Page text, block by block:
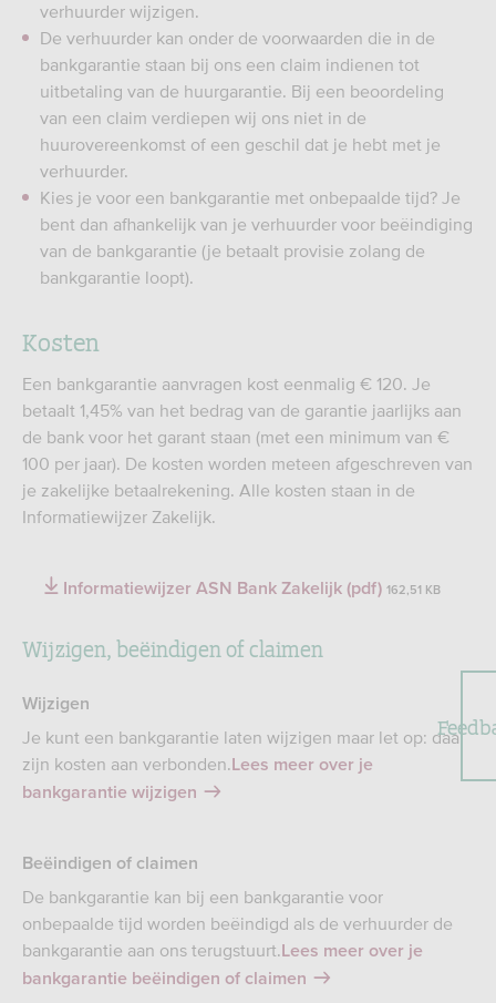
verhuurder wijzigen.
De verhuurder kan onder de voorwaarden die in de
bankgarantie staan bij ons een claim indienen tot
uitbetaling van de huurgarantie. Bij een beoordeling
van een claim verdiepen wij ons niet in de
huurovereenkomst of een geschil dat je hebt met je
verhuurder.
Kies je voor een bankgarantie met onbepaalde tijd? Je
bent dan afhankelijk van je verhuurder voor beëindiging
van de bankgarantie (je betaalt provisie zolang de
bankgarantie loopt).
Kosten
Een bankgarantie aanvragen kost eenmalig € 120. Je
betaalt 1,45% van het bedrag van de garantie jaarlijks aan
de bank voor het garant staan (met een minimum van €
100 per jaar). De kosten worden meteen afgeschreven van
je zakelijke betaalrekening. Alle kosten staan in de
Informatiewijzer Zakelijk.
Informatiewijzer ASN Bank Zakelijk (pdf) 162,51 KB
Wijzigen, beëindigen of claimen
Wijzigen
Je kunt een bankgarantie laten wijzigen maar let op: daar
zijn kosten aan verbonden. Lees meer over je
bankgarantie wijzigen
Beëindigen of claimen
De bankgarantie kan bij een bankgarantie voor
onbepaalde tijd worden beëindigd als de verhuurder de
bankgarantie aan ons terugstuurt. Lees meer over je
bankgarantie beëindigen of claimen